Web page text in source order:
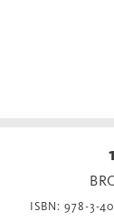
ISBN: 978-3-